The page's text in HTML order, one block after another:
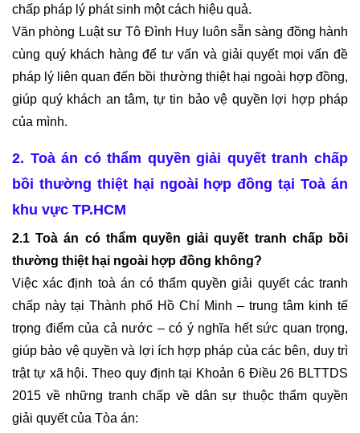
TƯ
VẤN
ĐƠN
PHƯƠNG
LY
HÔN
VẤN
THUẬN
TÌNH
LY
TƯ
VẤN
LY
HÔN
CÓ
YẾU
TỐ
NƯỚC
NGOÀI
chấp pháp lý phát sinh một cách hiệu quả.
Văn phòng Luật sư Tô Đình Huy luôn sẵn sàng đồng hành
cùng quý khách hàng để tư vấn và giải quyết mọi vấn đề
pháp lý liên quan đến bồi thường thiệt hại ngoài hợp đồng,
giúp quý khách an tâm, tự tin bảo vệ quyền lợi hợp pháp
của mình.
2. Toà án có thẩm quyền giải quyết tranh chấp
bồi thường thiệt hại ngoài hợp đồng tại Toà án
khu vực TP.HCM
2.1 Toà án có thẩm quyền giải quyết tranh chấp bồi
thường thiệt hại ngoài hợp đồng không?
Việc xác định toà án có thẩm quyền giải quyết các tranh
chấp này tại Thành phố Hồ Chí Minh – trung tâm kinh tế
trọng điểm của cả nước – có ý nghĩa hết sức quan trọng,
giúp bảo vệ quyền và lợi ích hợp pháp của các bên, duy trì
trật tự xã hội. Theo quy định tại Khoản 6 Điều 26 BLTTDS
2015 về những tranh chấp về dân sự thuộc thẩm quyền
giải quyết của Tòa án: